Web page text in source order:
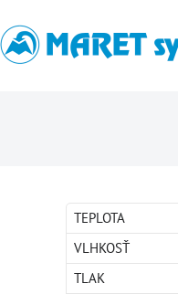
TEPLOTA
VLHKOSŤ
TLAK